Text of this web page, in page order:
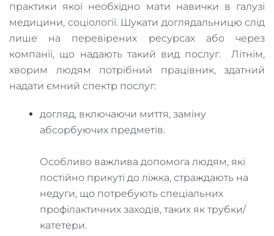
практики якої необхідно мати навички в галузі
медицини, соціології. Шукати доглядальницю слід
лише на перевірених ресурсах або через
компанії, що надають такий вид послуг. Літнім,
хворим людям потрібний працівник, здатний
надати ємний спектр послуг:
догляд, включаючи миття, заміну
абсорбуючих предметів.
Особливо важлива допомога людям, які
постійно прикуті до ліжка, страждають на
недуги, що потребують спеціальних
профілактичних заходів, таких як трубки/
катетери.